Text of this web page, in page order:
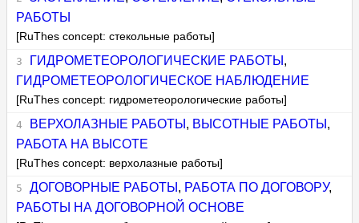
РАБОТЫ
[RuThes concept: стекольные работы]
ГИДРОМЕТЕОРОЛОГИЧЕСКИЕ РАБОТЫ ,
ГИДРОМЕТЕОРОЛОГИЧЕСКОЕ НАБЛЮДЕНИЕ
[RuThes concept: гидрометеорологические работы]
ВЕРХОЛАЗНЫЕ РАБОТЫ , ВЫСОТНЫЕ РАБОТЫ ,
РАБОТА НА ВЫСОТЕ
[RuThes concept: верхолазные работы]
ДОГОВОРНЫЕ РАБОТЫ , РАБОТА ПО ДОГОВОРУ,
РАБОТЫ НА ДОГОВОРНОЙ ОСНОВЕ